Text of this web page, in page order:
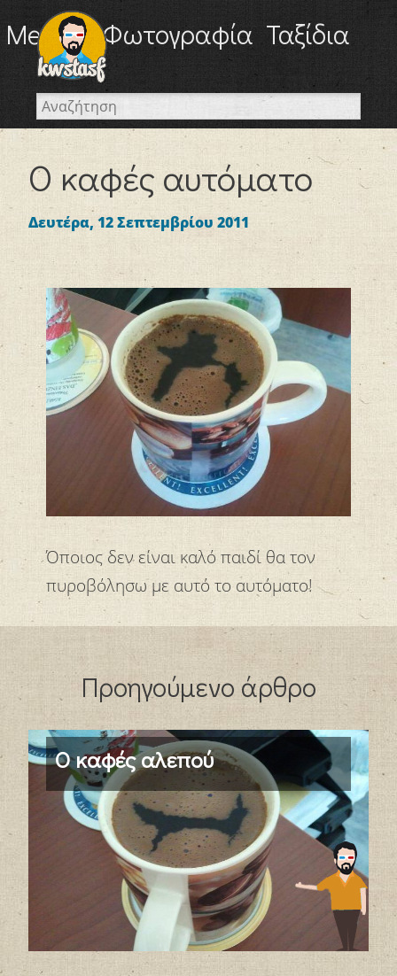
Memes Φωτογραφία Ταξίδια
Προσωπικά Internet Nevma
Websites WordPress
Αναμνήσεις
Απορίες Απόψεις
Αστεία Διακοπές Διασκέδαση
Επαγγελματικά Επιγραφές
Mobile Καφές Κοινωνία
Περιβάλλον Πινακίδες
Προτάσεις Σκέψεις
Στην πόλη
Στο χωριό Στρατός
Τέχνες
Τεχνολογία
Υπολογιστές Φανάρια Φύση
Ο καφές αυτόματο
Δευτέρα, 12 Σεπτεμβρίου 2011
Όποιος δεν είναι καλό παιδί θα τον
πυροβόλησω με αυτό το αυτόματο!
Προηγούμενο άρθρο
Ο καφές αλεπού